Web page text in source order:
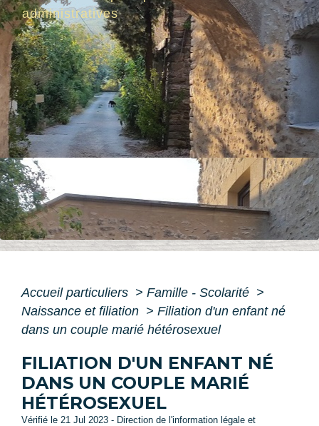
administratives
Accueil particuliers > Famille - Scolarité >
Naissance et filiation > Filiation d'un enfant né
dans un couple marié hétérosexuel
FILIATION D'UN ENFANT NÉ
DANS UN COUPLE MARIÉ
HÉTÉROSEXUEL
Vérifié le 21 Jul 2023 - Direction de l'information légale et